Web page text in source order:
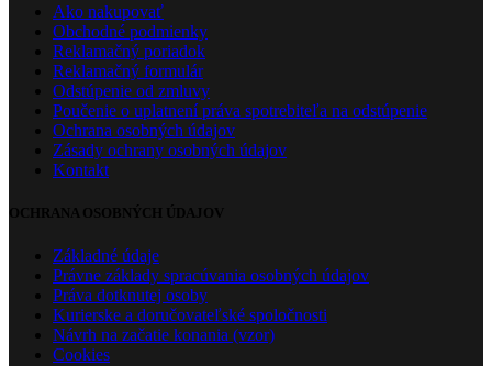
Ako nakupovať
Obchodné podmienky
Reklamačný poriadok
Reklamačný formulár
Odstúpenie od zmluvy
Poučenie o uplatnení práva spotrebiteľa na odstúpenie
Ochrana osobných údajov
Zásady ochrany osobných údajov
Kontakt
OCHRANA OSOBNÝCH ÚDAJOV
Základné údaje
Právne základy spracúvania osobných údajov
Práva dotknutej osoby
Kurierske a doručovateľské spoločnosti
Návrh na začatie konania (vzor)
Cookies